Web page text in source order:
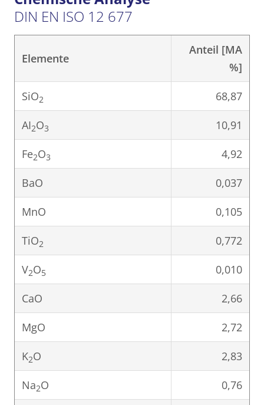
DIN EN ISO 12 677
Elemente
Anteil [MA
%]
SiO2 68,87
AI2O3 10,91
Fe2O3 4,92
BaO 0,037
MnO 0,105
TiO2 0,772
V2O5 0,010
CaO 2,66
MgO 2,72
K2O 2,83
Na2O 0,76